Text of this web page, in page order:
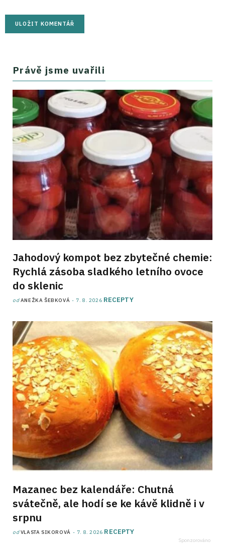
Právě jsme uvařili
Jahodový kompot bez zbytečné chemie:
Rychlá zásoba sladkého letního ovoce
do sklenic
odANEŽKA ŠEBKOVÁ 7. 8. 2026 RECEPTY
Mazanec bez kalendáře: Chutná
svátečně, ale hodí se ke kávě klidně i v
srpnu
odVLASTA SIKOROVÁ 7. 8. 2026 RECEPTY